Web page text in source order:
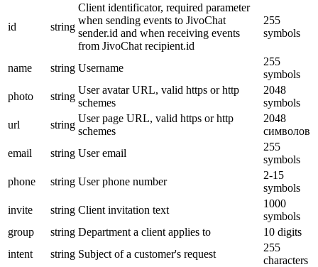
id string
Client identificator, required parameter
when sending events to JivoChat
sender.id and when receiving events
from JivoChat recipient.id
255
symbols
name string Username
255
symbols
photo
string
User avatar URL, valid https or http
schemes
2048
symbols
url
string
User page URL, valid https or http
schemes
2048
символов
email
string User email
255
symbols
phone
string User phone number
2-15
symbols
invite
string Client invitation text
1000
symbols
group
string Department a client applies to
10 digits
intent
string Subject of a customer's request
255
characters